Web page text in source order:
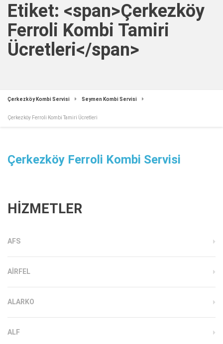
Etiket: <span>Çerkezköy
Ferroli Kombi Tamiri
Ücretleri</span>
Çerkezköy Kombi Servisi Seymen Kombi Servisi
Çerkezköy Ferroli Kombi Tamiri Ücretleri
Çerkezköy Ferroli Kombi Servisi
HİZMETLER
AFS
AIRFEL
ALARKO
ALF